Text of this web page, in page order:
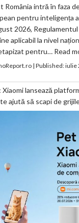
România intră în faza
pentru inteligența
2026,
aplicabil la nivel
pentru… Read
| Published:iulie
lansează
te ajută să scapi de